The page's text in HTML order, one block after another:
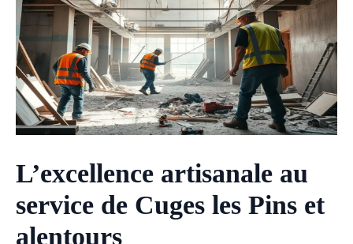
L’excellence artisanale au
service de Cuges les Pins et
alentours